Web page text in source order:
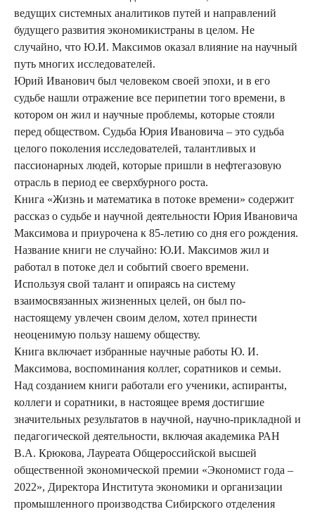
ведущих системных аналитиков путей и направлений
будущего развития экономикистраны в целом. Не
случайно, что Ю.И. Максимов оказал влияние на научный
путь многих исследователей.
Юрий Иванович был человеком своей эпохи, и в его
судьбе нашли отражение все перипетии того времени, в
котором он жил и научные проблемы, которые стояли
перед обществом. Судьба Юрия Ивановича – это судьба
целого поколения исследователей, талантливых и
пассионарных людей, которые пришли в нефтегазовую
отрасль в период ее сверхбурного роста.
Книга «Жизнь и математика в потоке времени» содержит
рассказ о судьбе и научной деятельности Юрия Ивановича
Максимова и приурочена к 85-летию со дня его рождения.
Название книги не случайно: Ю.И. Максимов жил и
работал в потоке дел и событий своего времени.
Используя свой талант и опираясь на систему
взаимосвязанных жизненных целей, он был по-
настоящему увлечен своим делом, хотел принести
неоценимую пользу нашему обществу.
Книга включает избранные научные работы Ю. И.
Максимова, воспоминания коллег, соратников и семьи.
Над созданием книги работали его ученики, аспиранты,
коллеги и соратники, в настоящее время достигшие
значительных результатов в научной, научно-прикладной и
педагогической деятельности, включая академика РАН
В.А. Крюкова, Лауреата Общероссийской высшей
общественной экономической премии «Экономист года –
2022», Директора Института экономики и организации
промышленного производства Сибирского отделения